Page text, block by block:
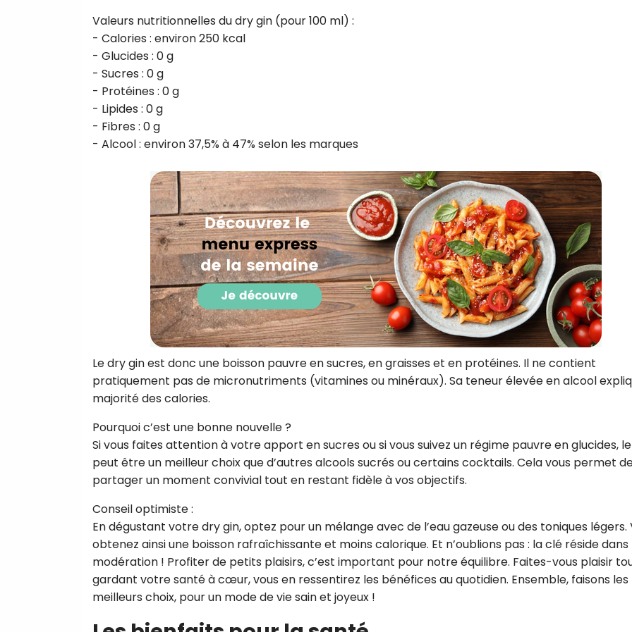
Valeurs nutritionnelles du dry gin (pour 100 ml) :
- Calories : environ 250 kcal
- Glucides : 0 g
- Sucres : 0 g
- Protéines : 0 g
- Lipides : 0 g
- Fibres : 0 g
- Alcool : environ 37,5% à 47% selon les marques
Le dry gin est donc une boisson pauvre en sucres, en graisses et en protéines. Il ne contient
pratiquement pas de micronutriments (vitamines ou minéraux). Sa teneur élevée en alcool
majorité des calories.
Pourquoi c’est une bonne nouvelle ?
Si vous faites attention à votre apport en sucres ou si vous suivez un régime pauvre en glucides,
peut être un meilleur choix que d’autres alcools sucrés ou certains cocktails. Cela vous permet
partager un moment convivial tout en restant fidèle à vos objectifs.
Conseil optimiste :
En dégustant votre dry gin, optez pour un mélange avec de l’eau gazeuse ou des toniques légers.
obtenez ainsi une boisson rafraîchissante et moins calorique. Et n’oublions pas : la clé réside dans
modération ! Profiter de petits plaisirs, c’est important pour notre équilibre. Faites-vous plaisir
gardant votre santé à cœur, vous en ressentirez les bénéfices au quotidien. Ensemble, faisons les
meilleurs choix, pour un mode de vie sain et joyeux !